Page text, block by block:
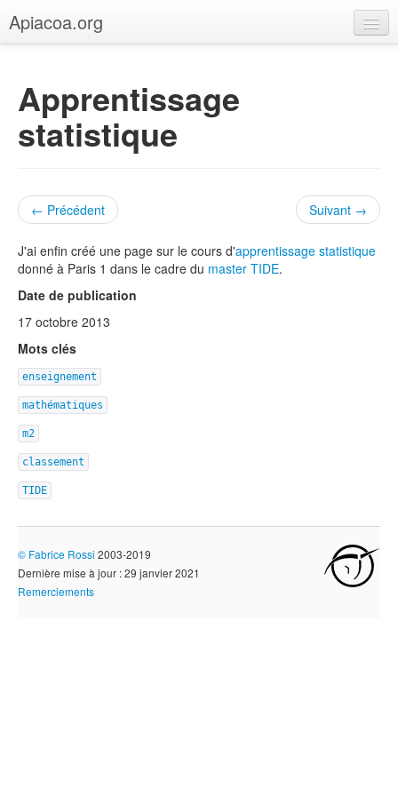
Apiacoa.org
Blog
Recherche
Apprentissage
statistique
← Précédent Suivant →
J'ai enfin créé une page sur le cours d'apprentissage statistique
donné à Paris 1 dans le cadre du master TIDE.
Date de publication
17 octobre 2013
Mots clés
enseignement
mathématiques
m2
classement
TIDE
© Fabrice Rossi 2003-2019
Dernière mise à jour : 29 janvier 2021
Remerciements